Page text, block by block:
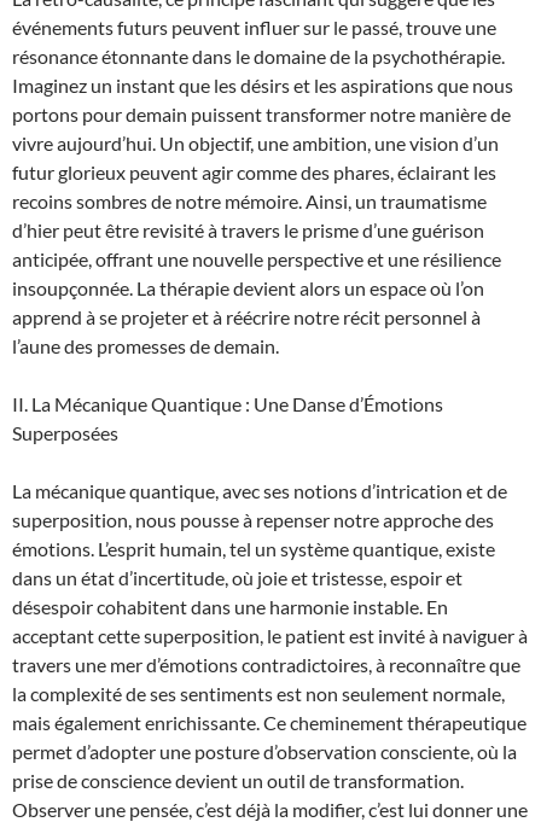
événements futurs peuvent influer sur le passé, trouve une
résonance étonnante dans le domaine de la psychothérapie.
Imaginez un instant que les désirs et les aspirations que nous
portons pour demain puissent transformer notre manière de
vivre aujourd’hui. Un objectif, une ambition, une vision d’un
futur glorieux peuvent agir comme des phares, éclairant les
recoins sombres de notre mémoire. Ainsi, un traumatisme
d’hier peut être revisité à travers le prisme d’une guérison
anticipée, offrant une nouvelle perspective et une résilience
insoupçonnée. La thérapie devient alors un espace où l’on
apprend à se projeter et à réécrire notre récit personnel à
l’aune des promesses de demain.
II. La Mécanique Quantique : Une Danse d’Émotions
Superposées
La mécanique quantique, avec ses notions d’intrication et de
superposition, nous pousse à repenser notre approche des
émotions. L’esprit humain, tel un système quantique, existe
dans un état d’incertitude, où joie et tristesse, espoir et
désespoir cohabitent dans une harmonie instable. En
acceptant cette superposition, le patient est invité à naviguer à
travers une mer d’émotions contradictoires, à reconnaître que
la complexité de ses sentiments est non seulement normale,
mais également enrichissante. Ce cheminement thérapeutique
permet d’adopter une posture d’observation consciente, où la
prise de conscience devient un outil de transformation.
Observer une pensée, c’est déjà la modifier, c’est lui donner une